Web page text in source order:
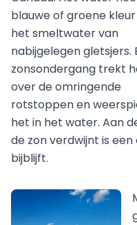
blauwe of groene
het smeltwater van
nabijgelegen gletsjers.
zonsondergang trekt
over de omringende
rotstoppen en
het in het water. Aan
de zon verdwijnt is
bijblijft.